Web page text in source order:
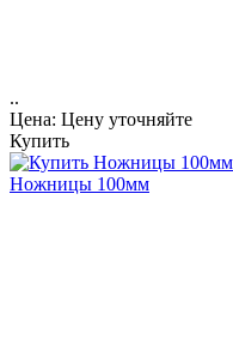
..
Цена: Цену уточняйте
Купить
Ножницы 100мм